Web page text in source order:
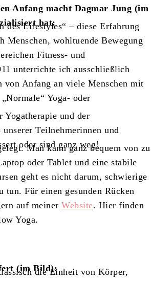
Anfang macht Dagmar Jung (im
hat:
des Lifestyles“ – diese Erfahrung
Menschen, wohltuende Bewegung
Fitness- und
unterrichte ich ausschließlich
von Anfang an viele Menschen mit
Yoga- oder
Yogatherapie und der
Teilnehmerinnen und
oder sind ganz weg!
Man kann ganz bequem von zu
oder Tablet und eine stabile
geht es nicht darum, schwierige
tun. Für einen gesunden Rücken
auf meiner Website. Hier finden
Yoga.
(im Bild):
die Einheit von Körper,